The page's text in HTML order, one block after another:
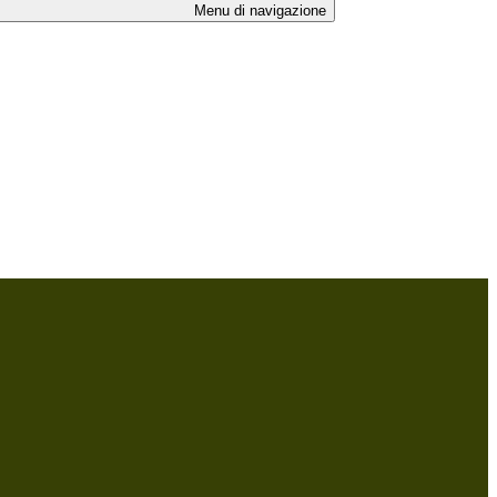
Menu di navigazione